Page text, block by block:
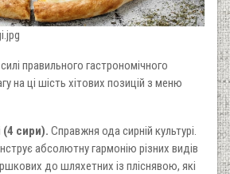
правильного гастрономічного
на ці шість хітових позицій з меню
сири). Справжня ода сирній культурі.
абсолютну гармонію різних видів
до шляхетних із пліснявою, які